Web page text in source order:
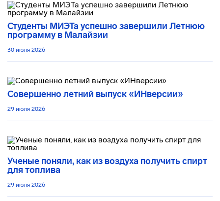
Студенты МИЭТа успешно завершили Летнюю
программу в Малайзии
30 июля 2026
Совершенно летний выпуск «ИНверсии»
29 июля 2026
Ученые поняли, как из воздуха получить спирт
для топлива
29 июля 2026